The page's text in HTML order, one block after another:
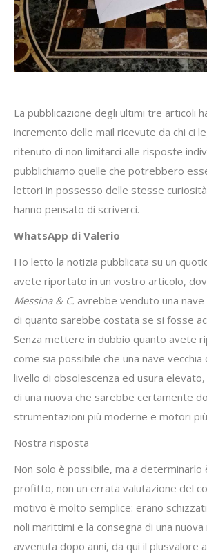
La pubblicazione degli ultimi tre articoli
incremento delle mail ricevute da chi ci
ritenuto di non limitarci alle risposte
pubblichiamo quelle che potrebbero
lettori in possesso delle stesse
hanno pensato di scriverci.
WhatsApp di Valerio
Ho letto la notizia pubblicata su un
avete riportato in un vostro articolo,
Messina & C. avrebbe venduto una nave
di quanto sarebbe costata se si fosse
Senza mettere in dubbio quanto avete
come sia possibile che una nave vecchia
livello di obsolescenza ed usura
di una nuova che sarebbe certamente
strumentazioni più moderne e motori
Nostra risposta
Non solo è possibile, ma a determinarlo
profitto, non un errata valutazione del
motivo è molto semplice: erano
noli marittimi e la consegna di una
avvenuta dopo anni, da qui il plusvalore